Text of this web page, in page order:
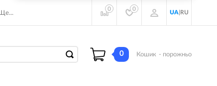
Ще...
0 0
UA| RU
0 Кошик - порожньо